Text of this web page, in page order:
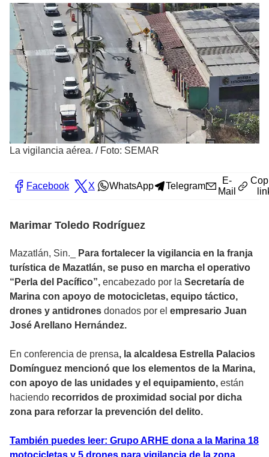
La vigilancia aérea. / Foto: SEMAR
Facebook X WhatsApp Telegram
E-
Mail
Marimar Toledo Rodríguez
Mazatlán, Sin._
Para fortalecer la vigilancia en la franja
turística de Mazatlán, se puso en marcha el operativo
“Perla del Pacífico”, encabezado por la Secretaría de
Marina con apoyo de motocicletas, equipo táctico,
drones y antidrones donados por el empresario Juan
José Arellano Hernández.
En conferencia de prensa, la alcaldesa Estrella Palacios
Domínguez mencionó que los elementos de la Marina,
con apoyo de las unidades y el equipamiento, están
haciendo recorridos de proximidad social por dicha
zona para reforzar la prevención del delito.
También puedes leer: Grupo ARHE dona a la Marina 18